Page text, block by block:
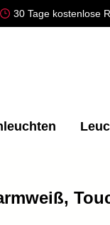
30 Tage kostenlose